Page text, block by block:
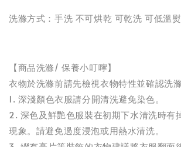
洗滌方式：手洗 不可烘乾 可乾洗 可低溫
【商品洗滌/ 保養小叮嚀】
衣物於洗滌前請先檢視衣物特性並確認洗滌
1. 深淺顏色衣服請分開清洗避免染色。
2. 深色及鮮艷色服裝在初期下水清洗時有
現象。請避免過度浸泡或用熱水清洗。